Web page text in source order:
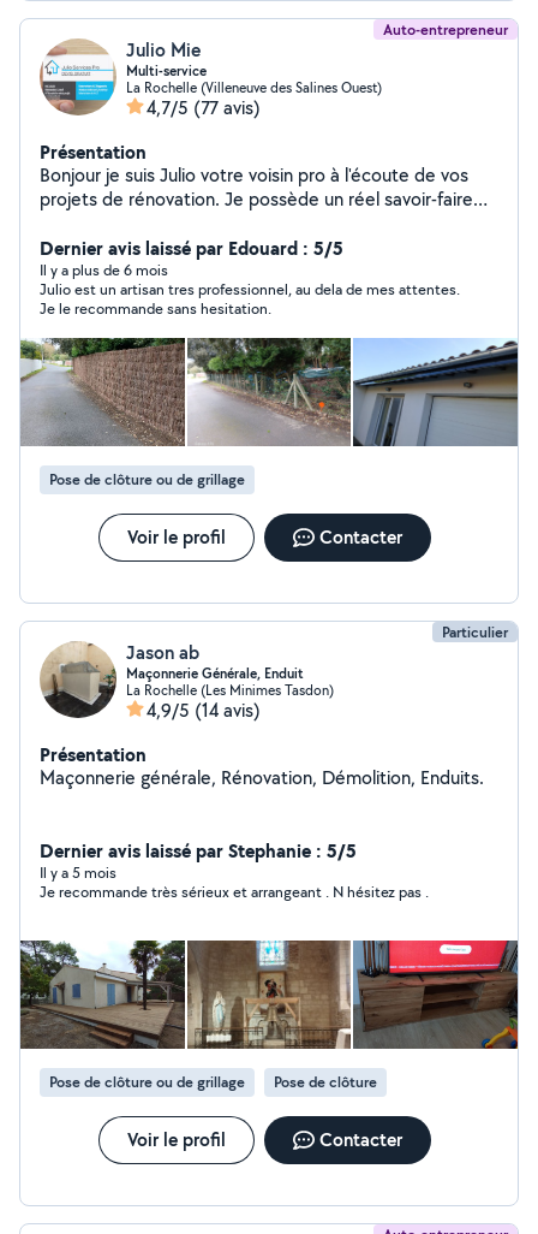
Auto-entrepreneur
Julio Mie
Multi-service
La Rochelle (Villeneuve des Salines Ouest)
4,7/5 (77 avis)
Présentation
Bonjour je suis Julio votre voisin pro à l'écoute de vos
projets de rénovation. Je possède un réel savoir-faire
zinguerie, carrelage, faïence, parquet, petite
maçonnerie entretien et rénovation de toiture. je
travaille dans le bâtiment depuis 15 ans je vous garantis
des travaux de qualité réalisé avec soin.
Dernier avis laissé par Edouard : 5/5
Il y a plus de 6 mois
Julio est un artisan tres professionnel, au dela de mes attentes.
Je le recommande sans hesitation.
Pose de clôture ou de grillage
Voir le profil Contacter
Particulier
Jason ab
Maçonnerie Générale, Enduit
La Rochelle (Les Minimes Tasdon)
4,9/5 (14 avis)
Présentation
Maçonnerie générale, Rénovation, Démolition, Enduits.
Dernier avis laissé par Stephanie : 5/5
Il y a 5 mois
Je recommande très sérieux et arrangeant . N hésitez pas .
Pose de clôture ou de grillage Pose de clôture
Voir le profil Contacter